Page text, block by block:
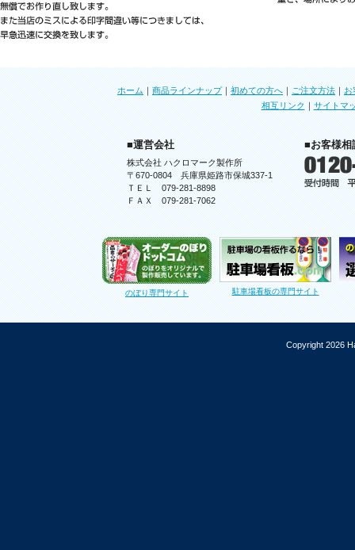
ホーム ｜ 商品ラインナップ｜ 初めての方へ ｜ ご注文方法 ｜ お
相互リンク ｜ サイトマ
■運営会社
株式会社 ハクロマーク製作所
〒670-0804 兵庫県姫路市保城337-1
ＴＥＬ 079-281-8898
ＦＡＸ 079-281-7062
■お客様相
のぼり専門サイト 駐車場看板の専門サイト
Copyright 2026